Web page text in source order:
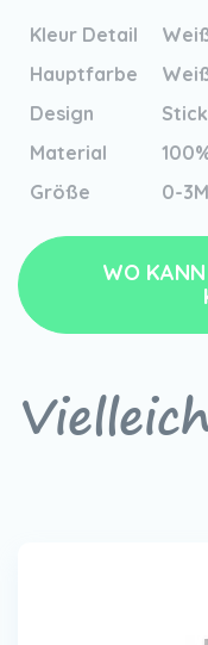
Kleur Detail
Hauptfarbe
Design
Material
Größe
0-3M
WO